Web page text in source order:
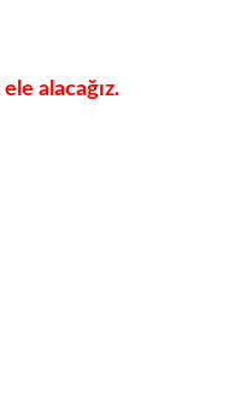
alacağız.